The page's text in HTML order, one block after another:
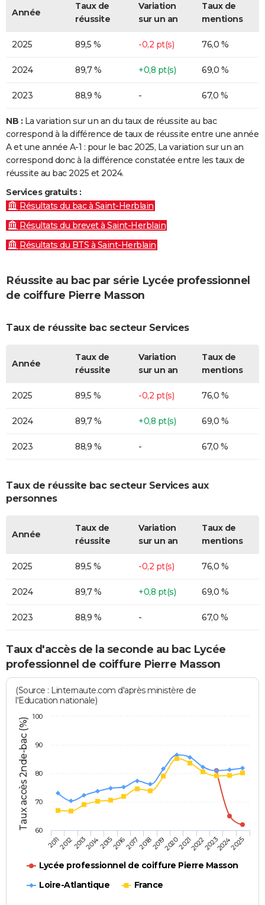
Année
Taux de
réussite
Variation
sur un an
Taux de
mentions
2025 89,5 % -0,2 pt(s) 76,0 %
2024 89,7 % +0,8 pt(s) 69,0 %
2023 88,9 % - 67,0 %
NB : La variation sur un an du taux de réussite au bac
correspond à la différence de taux de réussite entre une année
A et une année A-1 : pour le bac 2025, La variation sur un an
correspond donc à la différence constatée entre les taux de
réussite au bac 2025 et 2024.
Services gratuits :
Résultats du bac à Saint-Herblain
Résultats du brevet à Saint-Herblain
Résultats du BTS à Saint-Herblain
Réussite au bac par série Lycée professionnel
de coiffure Pierre Masson
Taux de réussite bac secteur Services
Année
Taux de
réussite
Variation
sur un an
Taux de
mentions
2025 89,5 % -0,2 pt(s) 76,0 %
2024 89,7 % +0,8 pt(s) 69,0 %
2023 88,9 % - 67,0 %
Taux de réussite bac secteur Services aux
personnes
Année
Taux de
réussite
Variation
sur un an
Taux de
mentions
2025 89,5 % -0,2 pt(s) 76,0 %
2024 89,7 % +0,8 pt(s) 69,0 %
2023 88,9 % - 67,0 %
Taux d'accès de la seconde au bac Lycée
professionnel de coiffure Pierre Masson
Taux accès 2nde-bac (%)
(Source : Linternaute.com d'après ministère de
l'Education nationale)
Lycée professionnel de coiffure Pierre Masson
Loire-Atlantique
France
201120122013201420152016201720182019202020212022202320242025
60
70
80
90
100